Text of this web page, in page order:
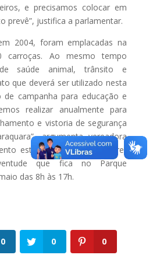
e precisamos colocar em
prevê”, justifica a parlamentar.
2004, foram emplacadas na
carroças. Ao mesmo tempo
saúde animal, trânsito e
que deverá ser utilizado nesta
de campanha para educação e
realizar anualmente para
e vistoria de segurança
argumenta vereadora
está marcado para ocorrer
que fica no Parque
das 8h às 17h.
0 0 0